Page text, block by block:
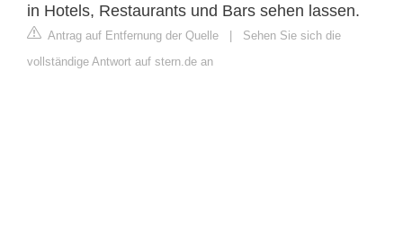
in Hotels, Restaurants und Bars sehen lassen.
Antrag auf Entfernung der Quelle
Sehen Sie sich die
vollständige Antwort auf stern.de an